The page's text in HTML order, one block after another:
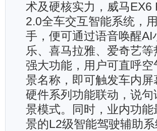
术及硬核实力，威马
2.0全车交互智能系统，
手，便可通过语音唤醒
乐、喜马拉雅、爱奇艺
强大功能，用户可直呼
景名称，即可触发车内
硬件系列功能联动，说
景模式。同时，业内功
景的L2级智能驾驶辅助